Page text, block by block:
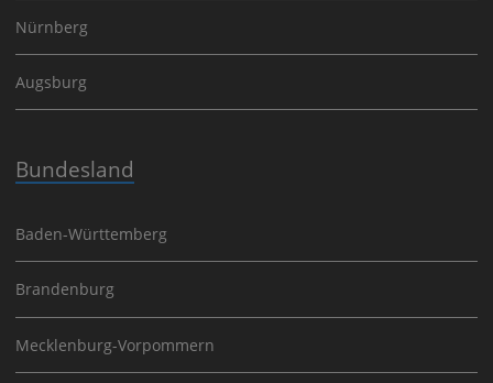
Nürnberg
Augsburg
Bundesland
Baden-Württemberg
Brandenburg
Mecklenburg-Vorpommern